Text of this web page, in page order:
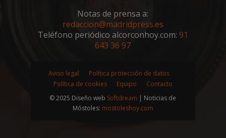
Notas de prensa a:
redaccion@madridpress.es
Teléfono periódico alcorconhoy.com: 91
643 36 97
Aviso legal
Política protección de datos
Política de cookies
Equipo
Contacto
© 2025 Diseño web Softdream | Noticias de
Móstoles: mostoleshoy.com
AWSALBCORS
Amazon.com
Inc.
embed.bsky.app
Google